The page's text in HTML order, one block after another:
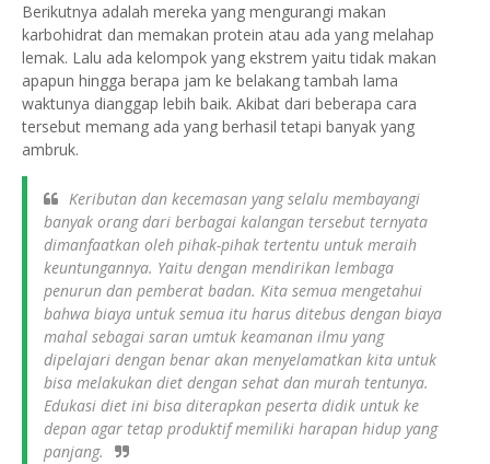
Berikutnya adalah mereka yang mengurangi makan
karbohidrat dan memakan protein atau ada yang melahap
lemak. Lalu ada kelompok yang ekstrem yaitu tidak makan
apapun hingga berapa jam ke belakang tambah lama
waktunya dianggap lebih baik. Akibat dari beberapa cara
tersebut memang ada yang berhasil tetapi banyak yang
ambruk.
Keributan dan kecemasan yang selalu membayangi
banyak orang dari berbagai kalangan tersebut ternyata
dimanfaatkan oleh pihak-pihak tertentu untuk meraih
keuntungannya. Yaitu dengan mendirikan lembaga
penurun dan pemberat badan. Kita semua mengetahui
bahwa biaya untuk semua itu harus ditebus dengan biaya
mahal sebagai saran umtuk keamanan ilmu yang
dipelajari dengan benar akan menyelamatkan kita untuk
bisa melakukan diet dengan sehat dan murah tentunya.
Edukasi diet ini bisa diterapkan peserta didik untuk ke
depan agar tetap produktif memiliki harapan hidup yang
panjang.